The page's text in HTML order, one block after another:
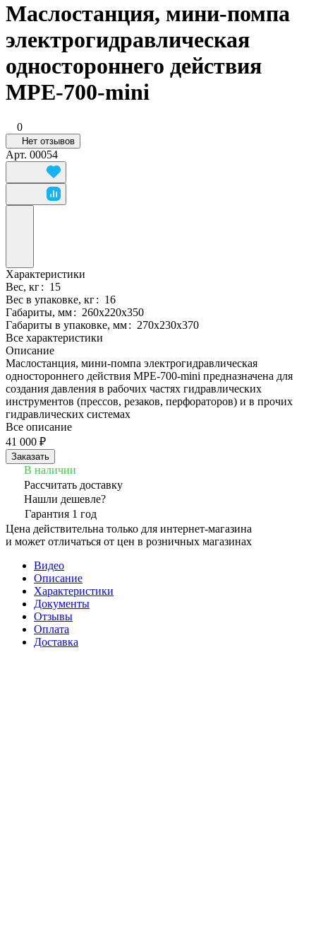
Маслостанция, мини-помпа
электрогидравлическая
одностороннего действия
MPE-700-mini
0
Нет отзывов
Арт. 00054
Характеристики
Вес, кг: 15
Вес в упаковке, кг: 16
Габариты, мм: 260х220х350
Габариты в упаковке, мм: 270x230x370
Все характеристики
Описание
Маслостанция, мини-помпа электрогидравлическая
одностороннего действия MPE-700-mini предназначена для
создания давления в рабочих частях гидравлических
инструментов (прессов, резаков, перфораторов) и в прочих
гидравлических системах
Все описание
41 000 ₽
Заказать
В наличии
Рассчитать доставку
Нашли дешевле?
Гарантия 1 год
Цена действительна только для интернет-магазина
и может отличаться от цен в розничных магазинах
Видео
Описание
Характеристики
Документы
Отзывы
Оплата
Доставка